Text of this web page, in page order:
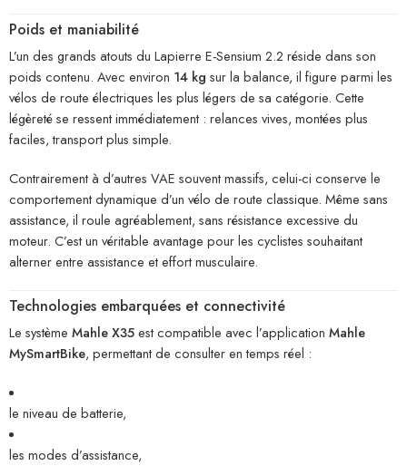
Poids et maniabilité
L’un des grands atouts du Lapierre E-Sensium 2.2 réside dans son
poids contenu. Avec environ 14 kg sur la balance, il figure parmi les
vélos de route électriques les plus légers de sa catégorie. Cette
légèreté se ressent immédiatement : relances vives, montées plus
faciles, transport plus simple.
Contrairement à d’autres VAE souvent massifs, celui-ci conserve le
comportement dynamique d’un vélo de route classique. Même sans
assistance, il roule agréablement, sans résistance excessive du
moteur. C’est un véritable avantage pour les cyclistes souhaitant
alterner entre assistance et effort musculaire.
Technologies embarquées et connectivité
Le système Mahle X35est compatible avec l’application Mahle
MySmartBike, permettant de consulter en temps réel :
le niveau de batterie,
les modes d’assistance,